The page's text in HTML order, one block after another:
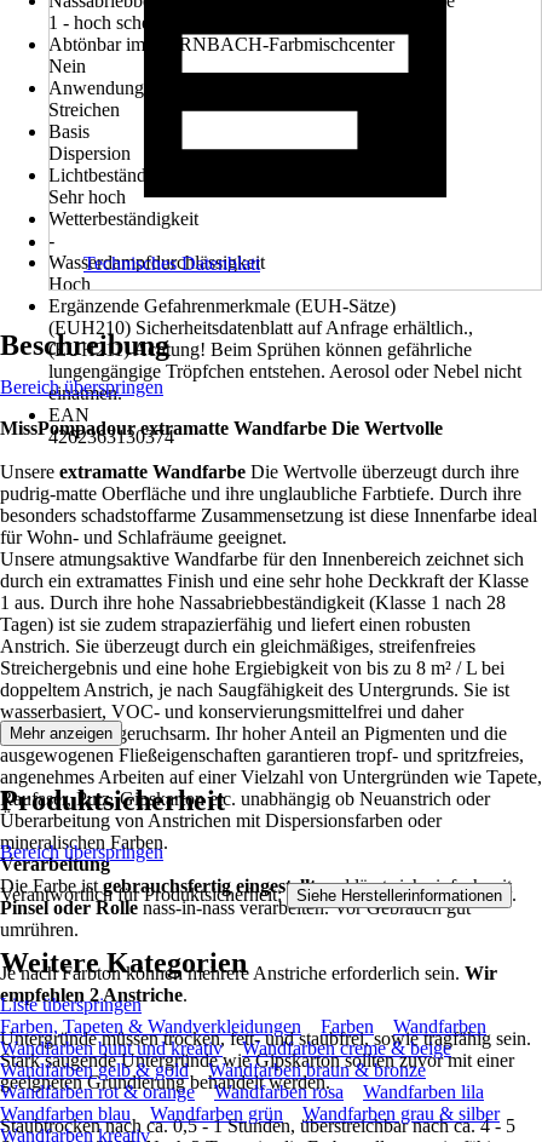
1 - hoch scheuerbeständig
Abtönbar im HORNBACH-Farbmischcenter
Nein
Anwendung
Streichen
Basis
Dispersion
Lichtbeständigkeit
Sehr hoch
Wetterbeständigkeit
-
Wasserdampfdurchlässigkeit
Hoch
Ergänzende Gefahrenmerkmale (EUH-Sätze)
(EUH210) Sicherheitsdatenblatt auf Anfrage erhältlich.,
(EUH211) Achtung! Beim Sprühen können gefährliche
lungengängige Tröpfchen entstehen. Aerosol oder Nebel nicht
einatmen.
EAN
4262363130374
Technisches Datenblatt
Beschreibung
Bereich überspringen
MissPompadour extramatte Wandfarbe Die Wertvolle
Unsere extramatte Wandfarbe Die Wertvolle überzeugt durch ihre
pudrig-matte Oberfläche und ihre unglaubliche Farbtiefe. Durch ihre
besonders schadstoffarme Zusammensetzung ist diese Innenfarbe ideal
für Wohn- und Schlafräume geeignet.
Unsere atmungsaktive Wandfarbe für den Innenbereich zeichnet sich
durch ein extramattes Finish und eine sehr hohe Deckkraft der Klasse
1 aus. Durch ihre hohe Nassabriebbeständigkeit (Klasse 1 nach 28
Tagen) ist sie zudem strapazierfähig und liefert einen robusten
Anstrich. Sie überzeugt durch ein gleichmäßiges, streifenfreies
Streichergebnis und eine hohe Ergiebigkeit von bis zu 8 m² / L bei
doppeltem Anstrich, je nach Saugfähigkeit des Untergrunds. Sie ist
wasserbasiert, VOC- und konservierungsmittelfrei und daher
ausgesprochen geruchsarm. Ihr hoher Anteil an Pigmenten und die
ausgewogenen Fließeigenschaften garantieren tropf- und spritzfreies,
angenehmes Arbeiten auf einer Vielzahl von Untergründen wie Tapete,
Raufaser, Putz, Gipskarton etc. unabhängig ob Neuanstrich oder
Überarbeitung von Anstrichen mit Dispersionsfarben oder
mineralischen Farben.
Verarbeitung
Die Farbe ist gebrauchsfertig eingestelltund lässt sich einfach mit
Pinsel oder Rolle nass-in-nass verarbeiten. Vor Gebrauch gut
umrühren.
Je nach Farbton können mehrere Anstriche erforderlich sein. Wir
empfehlen 2 Anstriche.
Untergründe müssen trocken, fett- und staubfrei, sowie tragfähig sein.
Stark saugende Untergründe wie Gipskarton sollten zuvor mit einer
geeigneten Grundierung behandelt werden.
Staubtrocken nach ca. 0,5 - 1 Stunden, überstreichbar nach ca. 4 - 5
Mehr anzeigen
Produktsicherheit
Bereich überspringen
Verantwortlich für Produktsicherheit: Siehe Herstellerinformationen .
Weitere Kategorien
Liste überspringen
Farben, Tapeten & Wandverkleidungen
Farben
Wandfarben
Wandfarben bunt und kreativ
Wandfarben creme & beige
Wandfarben gelb & gold
Wandfarben braun & bronze
Wandfarben rot & orange
Wandfarben rosa
Wandfarben lila
Wandfarben blau
Wandfarben grün
Wandfarben grau & silber
Wandfarben kreativ